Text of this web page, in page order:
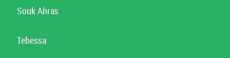
Souk Ahras
Tebessa